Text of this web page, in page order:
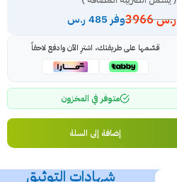
ر.س3966 وفر 485 ر.س
قسّمها على طريقتك، اشترِ الآن وادفع لاحقاً
متوفر في المخزون
إضافة إلى السلة
شهادات التوثيق